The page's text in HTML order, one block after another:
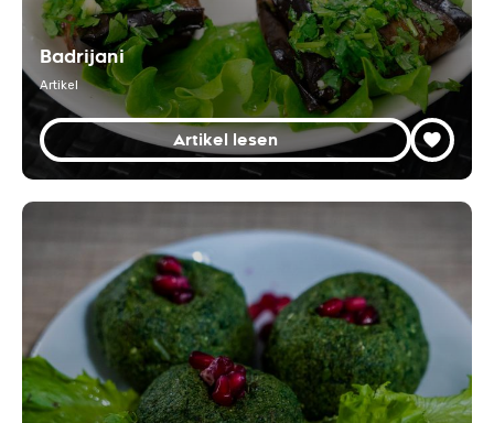
Badrijani
Artikel
Artikel lesen